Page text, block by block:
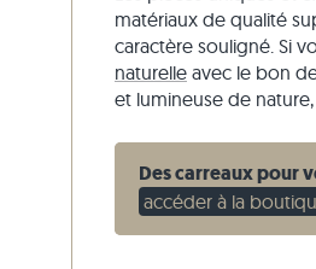
matériaux de qualité
caractère souligné. Si
naturelleavec le bon
et lumineuse de
Des carreaux pour
accéder à la